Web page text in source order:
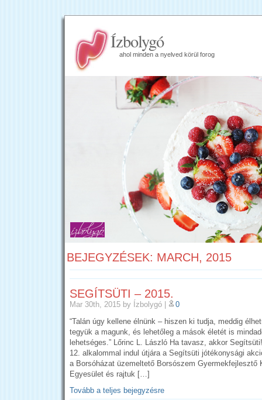
Ízbolygó
ahol minden a nyelved körül forog
BEJEGYZÉSEK: MARCH, 2015
SEGÍTSÜTI – 2015.
Mar 30th, 2015 by Ízbolygó
0
“Talán úgy kellene élnünk – hiszen ki tudja, meddig
tegyük a magunk, és lehetőleg a mások életét is
lehetséges.” Lőrinc L. László Ha tavasz, akkor
12. alkalommal indul útjára a Segítsüti jótékonysági
a Borsóházat üzemeltető Borsószem Gyermekfejlesztő
Egyesület és rajtuk […]
Tovább a teljes bejegyzésre